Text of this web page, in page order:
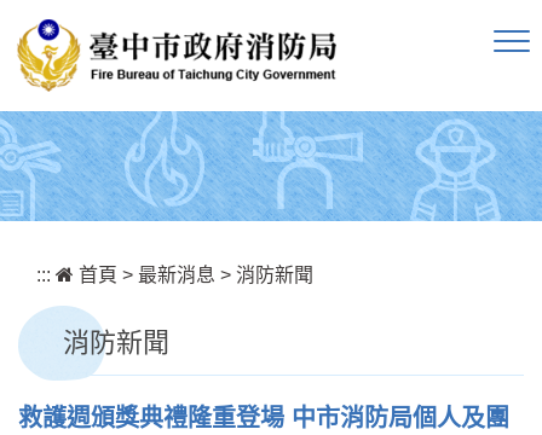
::: 首頁 > 最新消息 > 消防新聞
消防新聞
救護週頒獎典禮隆重登場 中市消防局個人及團